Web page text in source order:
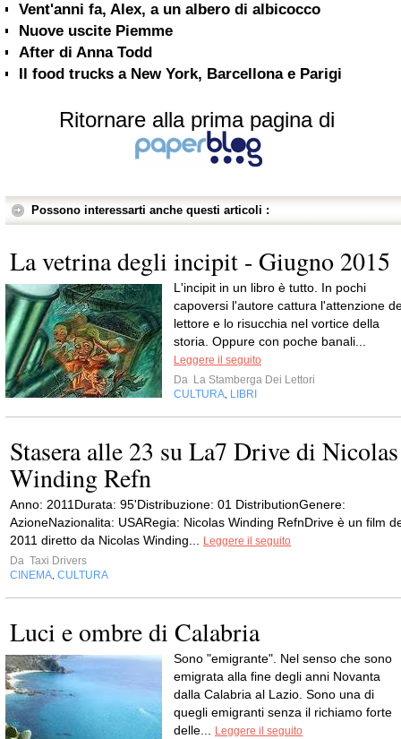
Vent'anni fa, Alex, a un albero di albicocco
Nuove uscite Piemme
After di Anna Todd
Il food trucks a New York, Barcellona e Parigi
Ritornare alla prima pagina di
Possono interessarti anche questi articoli :
La vetrina degli incipit - Giugno 2015
L'incipit in un libro è tutto. In pochi
capoversi l'autore cattura l'attenzione
lettore e lo risucchia nel vortice della
storia. Oppure con poche banali...
Leggere il seguito
Da La Stamberga Dei Lettori
CULTURA LIBRI
Stasera alle 23 su La7 Drive di Nicolas
Winding Refn
Anno: 2011Durata: 95'Distribuzione: 01 DistributionGenere:
AzioneNazionalita: USARegia: Nicolas Winding RefnDrive è un film
2011 diretto da Nicolas Winding...
Leggere il seguito
Da Taxi Drivers
CINEMA CULTURA
Luci e ombre di Calabria
Sono "emigrante". Nel senso che sono
emigrata alla fine degli anni Novanta
dalla Calabria al Lazio. Sono una di
quegli emigranti senza il richiamo forte
delle...
Leggere il seguito